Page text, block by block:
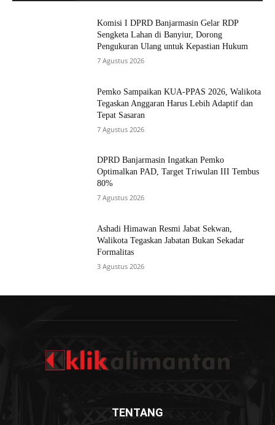
Komisi I DPRD Banjarmasin Gelar RDP
Sengketa Lahan di Banyiur, Dorong
Pengukuran Ulang untuk Kepastian Hukum
7 Agustus 2026
Pemko Sampaikan KUA-PPAS 2026, Walikota
Tegaskan Anggaran Harus Lebih Adaptif dan
Tepat Sasaran
7 Agustus 2026
DPRD Banjarmasin Ingatkan Pemko
Optimalkan PAD, Target Triwulan III Tembus
80%
7 Agustus 2026
Ashadi Himawan Resmi Jabat Sekwan,
Walikota Tegaskan Jabatan Bukan Sekadar
Formalitas
3 Agustus 2026
TENTANG